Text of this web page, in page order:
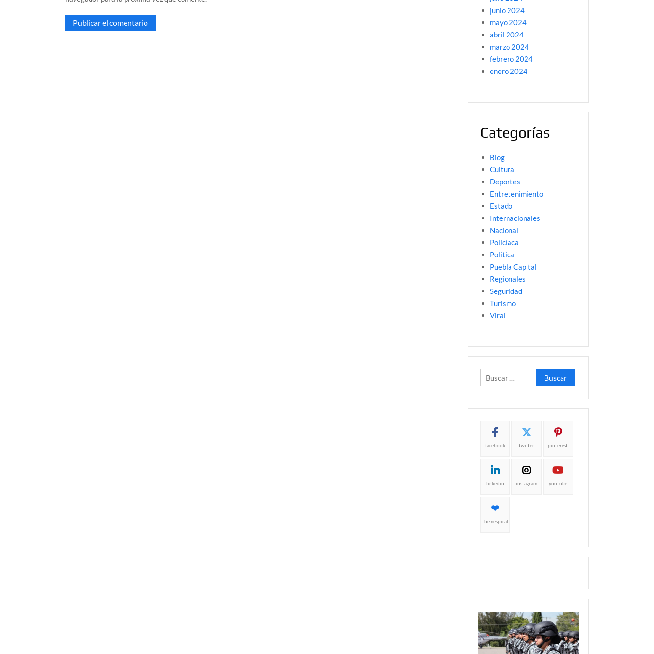
junio 2024
mayo 2024
abril 2024
marzo 2024
febrero 2024
enero 2024
Categorías
Blog
Cultura
Deportes
Entretenimiento
Estado
Internacionales
Nacional
Policíaca
Politica
Puebla Capital
Regionales
Seguridad
Turismo
Viral
Buscar:
facebook twitter pinterest
linkedin instagram youtube
themespiral